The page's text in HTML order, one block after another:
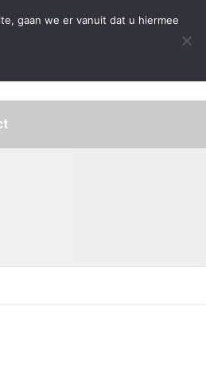
Privacybeleid
gaan we er vanuit dat u hiermee